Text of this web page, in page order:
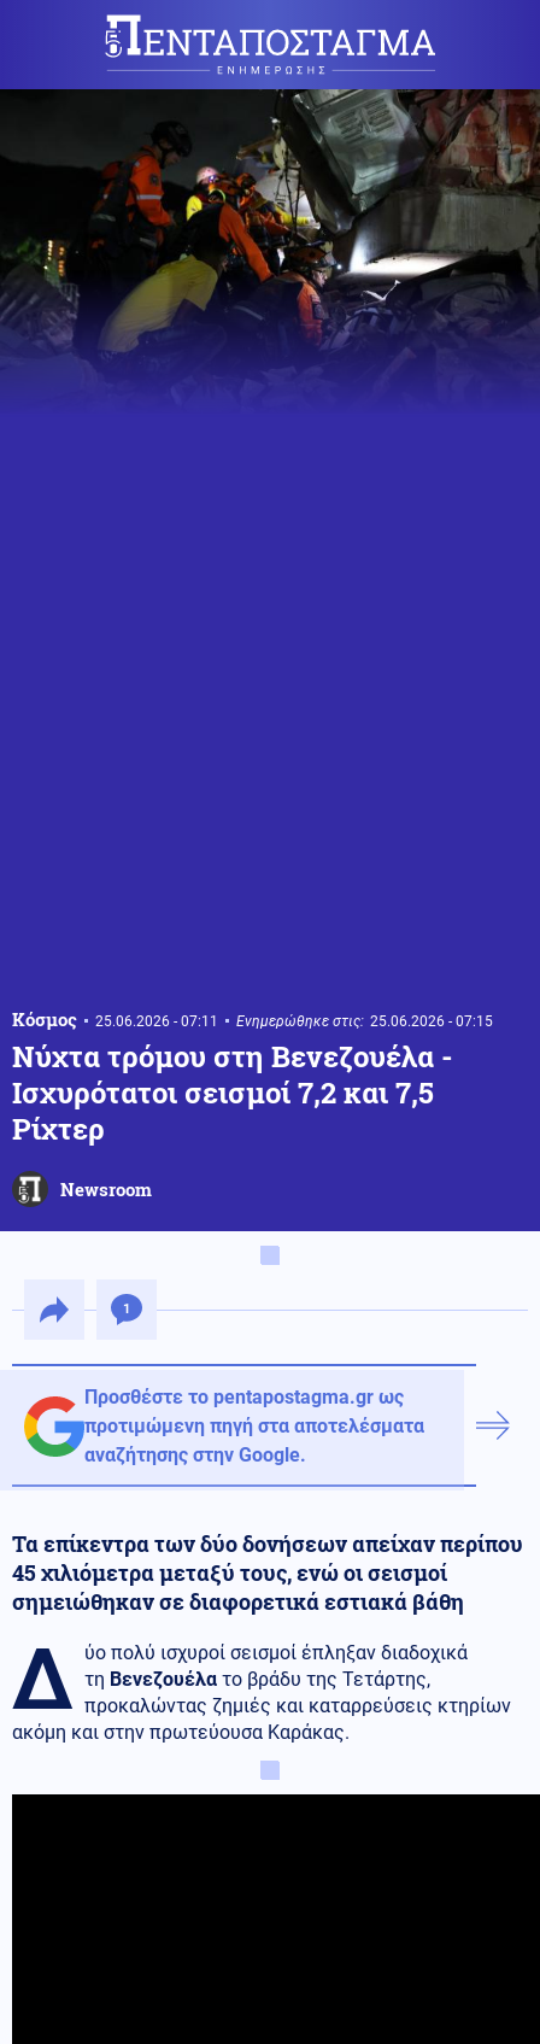
Κόσμος 25.06.2026 - 07:11 Ενημερώθηκε στις: 25.06.2026 - 07:15
Νύχτα τρόμου στη Βενεζουέλα -
Ισχυρότατοι σεισμοί 7,2 και 7,5
Ρίχτερ
Newsroom
1
Προσθέστε το pentapostagma.gr ως
προτιμώμενη πηγή στα αποτελέσματα
αναζήτησης στην Google.
Τα επίκεντρα των δύο δονήσεων απείχαν περίπου
45 χιλιόμετρα μεταξύ τους, ενώ οι σεισμοί
σημειώθηκαν σε διαφορετικά εστιακά βάθη
Δ ύο πολύ ισχυροί σεισμοί έπληξαν διαδοχικά
τη Βενεζουέλα το βράδυ της Τετάρτης,
προκαλώντας ζημιές και καταρρεύσεις κτηρίων
ακόμη και στην πρωτεύουσα Καράκας.